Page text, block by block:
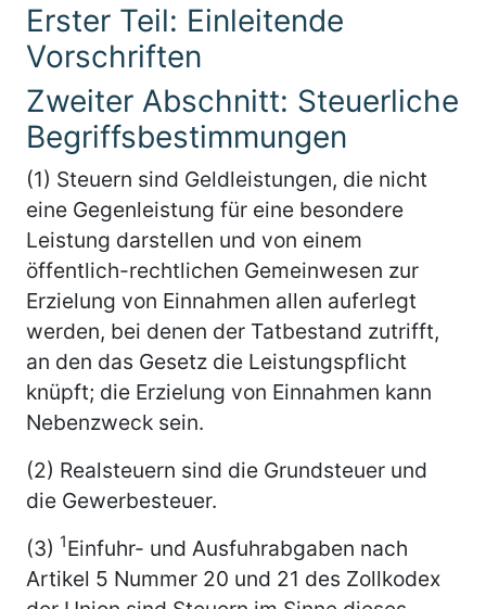
Erster Teil: Einleitende
Vorschriften
Zweiter Abschnitt: Steuerliche
Begriffsbestimmungen
(1) Steuern sind Geldleistungen, die nicht
eine Gegenleistung für eine besondere
Leistung darstellen und von einem
öffentlich-rechtlichen Gemeinwesen zur
Erzielung von Einnahmen allen auferlegt
werden, bei denen der Tatbestand zutrifft,
an den das Gesetz die Leistungspflicht
knüpft; die Erzielung von Einnahmen kann
Nebenzweck sein.
(2) Realsteuern sind die Grundsteuer und
die Gewerbesteuer.
(3) 1Einfuhr- und Ausfuhrabgaben nach
Artikel 5 Nummer 20 und 21 des Zollkodex